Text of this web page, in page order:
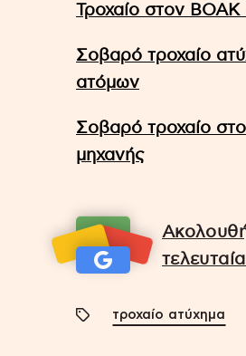
Τροχαίο στον
Σοβαρό τροχαίο
ατόμων
Σοβαρό τροχαίο
μηχανής
τροχαίο ατύχημα